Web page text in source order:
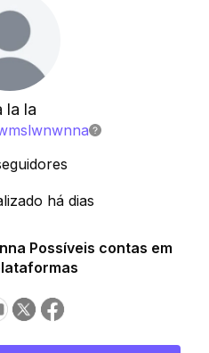
la la
há dias
Possíveis contas em